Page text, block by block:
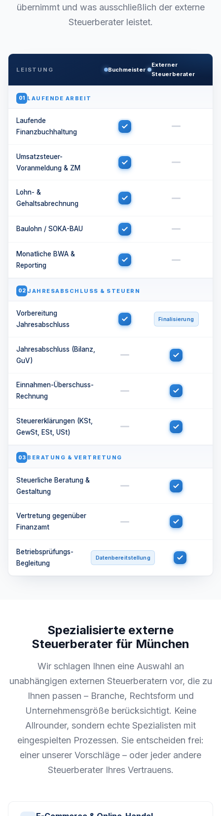
übernimmt und was ausschließlich der externe
Steuerberater leistet.
LEISTUNG Buchmeister
Externer
Steuerberater
01 LAUFENDE ARBEIT
Laufende
Finanzbuchhaltung
Umsatzsteuer-
Voranmeldung & ZM
Lohn- &
Gehaltsabrechnung
Baulohn / SOKA-BAU
Monatliche BWA &
Reporting
02 JAHRESABSCHLUSS & STEUERN
Vorbereitung
Jahresabschluss
Finalisierung
Jahresabschluss (Bilanz,
GuV)
Einnahmen-Überschuss-
Rechnung
Steuererklärungen (KSt,
GewSt, ESt, USt)
03 BERATUNG & VERTRETUNG
Steuerliche Beratung &
Gestaltung
Vertretung gegenüber
Finanzamt
Betriebsprüfungs-
Begleitung
Datenbereitstellung
Spezialisierte externe
Steuerberater für München
Wir schlagen Ihnen eine Auswahl an
unabhängigen externen Steuerberatern vor, die zu
Ihnen passen – Branche, Rechtsform und
Unternehmensgröße berücksichtigt. Keine
Allrounder, sondern echte Spezialisten mit
eingespielten Prozessen. Sie entscheiden frei:
einer unserer Vorschläge – oder jeder andere
Steuerberater Ihres Vertrauens.